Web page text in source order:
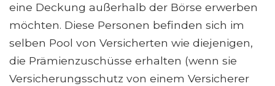
eine Deckung außerhalb der Börse erwerben
möchten. Diese Personen befinden sich im
selben Pool von Versicherten wie diejenigen,
die Prämienzuschüsse erhalten (wenn sie
Versicherungsschutz von einem Versicherer